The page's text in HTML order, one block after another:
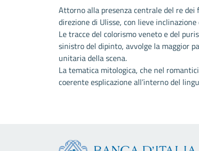
Attorno alla presenza centrale del re dei
direzione di Ulisse, con lieve
Le tracce del colorismo veneto e del
sinistro del dipinto, avvolge la maggior
unitaria della scena.
La tematica mitologica, che nel
coerente esplicazione all’interno del